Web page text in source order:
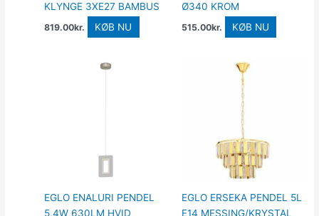
KLYNGE 3XE27 BAMBUS
819.00kr. KØB NU
Ø340 KROM
515.00kr. KØB NU
EGLO ENALURI PENDEL
5,4W 630LM HVID
EGLO ERSEKA PENDEL 5L
E14 MESSING/KRYSTAL